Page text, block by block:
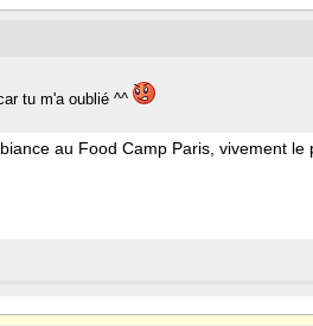
tu m'a oublié ^^
au Food Camp Paris, vivement le